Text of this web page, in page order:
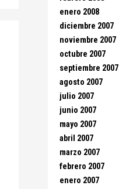
enero 2008
diciembre 2007
noviembre 2007
octubre 2007
septiembre 2007
agosto 2007
julio 2007
junio 2007
mayo 2007
abril 2007
marzo 2007
febrero 2007
enero 2007